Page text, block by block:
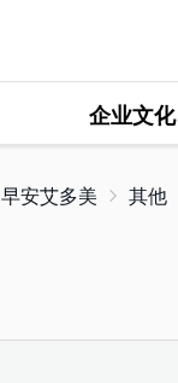
企业文化
早安艾多美 其他